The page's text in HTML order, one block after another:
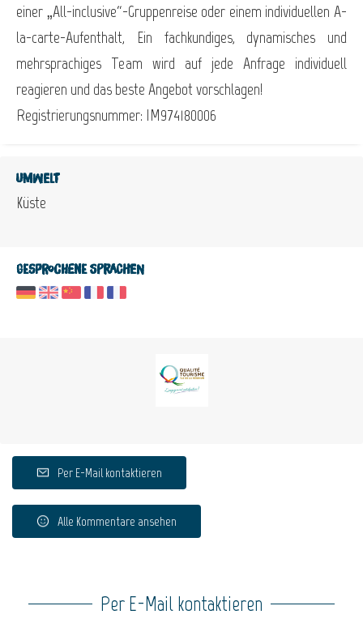
einer „All-inclusive“-Gruppenreise oder einem individuellen A-
la-carte-Aufenthalt, Ein fachkundiges, dynamisches und
mehrsprachiges Team wird auf jede Anfrage individuell
reagieren und das beste Angebot vorschlagen!
Registrierungsnummer: IM974180006
Umwelt
Küste
Gesprochene Sprachen
Per E-Mail kontaktieren
Alle Kommentare ansehen
Per E-Mail kontaktieren